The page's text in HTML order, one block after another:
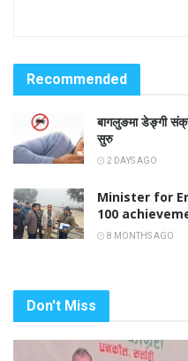
Recommended
बागलुङमा डेङ्गी
सुरु
2 DAYS AGO
Minister for
100
8 MONTHS AGO
Don't Miss